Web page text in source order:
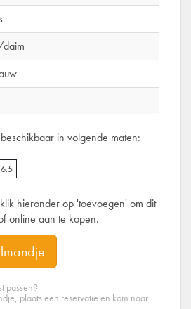
in volgende maten:
6.5
hieronder op 'toevoegen' om dit
online aan te kopen.
passen?
plaats een reservatie en kom naar